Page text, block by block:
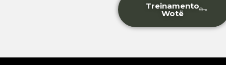
Treinamento
Wotë